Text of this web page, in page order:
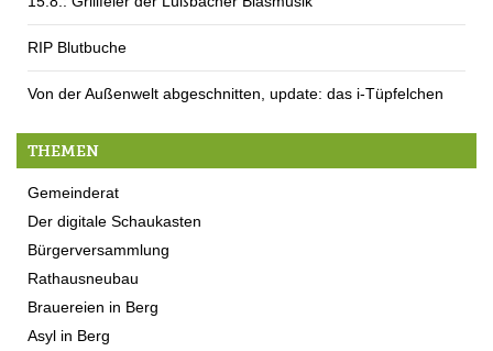
RIP Blutbuche
Von der Außenwelt abgeschnitten, update: das i-Tüpfelchen
THEMEN
Gemeinderat
Der digitale Schaukasten
Bürgerversammlung
Rathausneubau
Brauereien in Berg
Asyl in Berg